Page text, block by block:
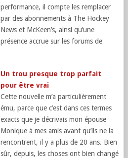
performance, il compte les remplacer
par des abonnements à The Hockey
News et McKeen’s, ainsi qu’une
présence accrue sur les forums de
Un trou presque trop parfait
pour être vrai
Cette nouvelle m’a particulièrement
ému, parce que c’est dans ces termes
exacts que je décrivais mon épouse
Monique à mes amis avant qu’ils ne la
rencontrent, il y a plus de 20 ans. Bien
sûr, depuis, les choses ont bien changé